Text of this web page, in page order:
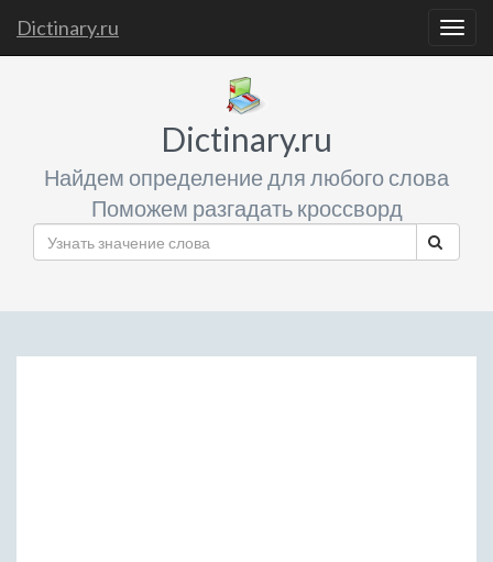
Dictinary.ru
Dictinary.ru
Найдем определение для любого слова
Поможем разгадать кроссворд